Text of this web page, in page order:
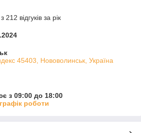
відгуків за рік
45403, Нововолинськ, Україна
з 09:00 до 18:00
роботи